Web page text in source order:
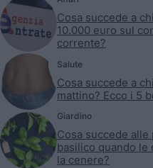
Cosa succede a
10.000 euro sul
corrente?
Salute
Cosa succede a
mattino? Ecco i 5
Giardino
Cosa succede alle
basilico quando le
la cenere?